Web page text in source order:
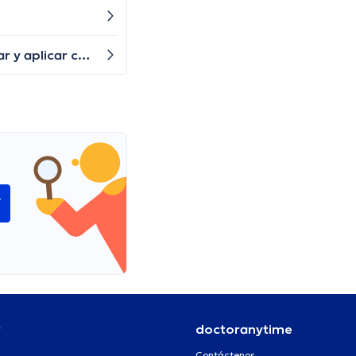
¿Hay algún tipo de medicamento que pueda tomar para aliviar el dolor de mi espalda? He intentado descansar y aplicar calor en la zona, pero el dolor sigue ahí.
doctoranytime